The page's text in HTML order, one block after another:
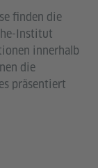
finden die
Institut
innerhalb
die
präsentiert